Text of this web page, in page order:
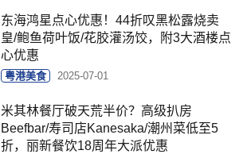
东海鸿星点心优惠！44折叹黑松露烧卖
皇/鲍鱼荷叶饭/花胶灌汤饺，附3大酒楼点
心优惠
粤港美食 2025-07-01
米其林餐厅破天荒半价？高级扒房
Beefbar/寿司店Kanesaka/潮州菜低至5
折，丽新餐饮18周年大派优惠